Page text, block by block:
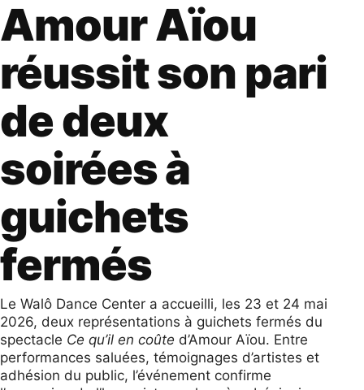
Amour Aïou
réussit son pari
de deux
soirées à
guichets
fermés
Le Walô Dance Center a accueilli, les 23 et 24 mai
2026, deux représentations à guichets fermés du
spectacle Ce qu’il en coûte d’Amour Aïou. Entre
performances saluées, témoignages d’artistes et
adhésion du public, l’événement confirme